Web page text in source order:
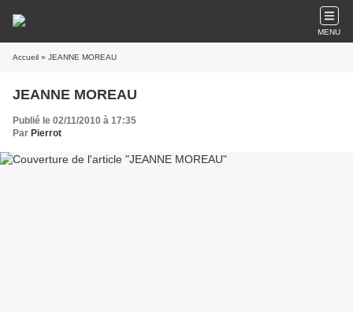
MENU
Accueil » JEANNE MOREAU
JEANNE MOREAU
Publié le 02/11/2010 à 17:35
Par Pierrot